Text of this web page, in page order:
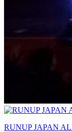
RUNUP JAPAN